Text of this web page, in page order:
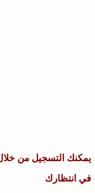
يمكنك التسجيل من
في انتظارك